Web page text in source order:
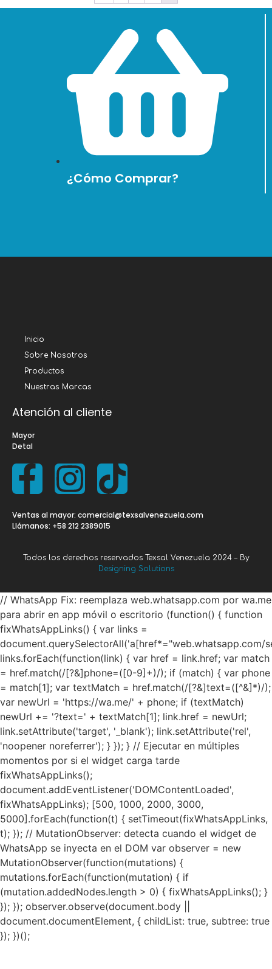
¿Cómo Comprar?
Inicio
Sobre Nosotros
Productos
Nuestras Marcas
Atención al cliente
Mayor
Detal
Ventas al mayor: comercial@texsalvenezuela.com
Llámanos: +58 212 2389015
Todos los derechos reservados Texsal Venezuela 2024 – By
Designing Solutions
// WhatsApp Fix: reemplaza web.whatsapp.com por wa.me
para abrir en app móvil o escritorio (function() { function
fixWhatsAppLinks() { var links =
document.querySelectorAll('a[href*="web.whatsapp.com/
links.forEach(function(link) { var href = link.href; var match
= href.match(/[?&]phone=([0-9]+)/); if (match) { var phone
= match[1]; var textMatch = href.match(/[?&]text=([^&]*)/);
var newUrl = 'https://wa.me/' + phone; if (textMatch)
newUrl += '?text=' + textMatch[1]; link.href = newUrl;
link.setAttribute('target', '_blank'); link.setAttribute('rel',
'noopener noreferrer'); } }); } // Ejecutar en múltiples
momentos por si el widget carga tarde
fixWhatsAppLinks();
document.addEventListener('DOMContentLoaded',
fixWhatsAppLinks); [500, 1000, 2000, 3000,
5000].forEach(function(t) { setTimeout(fixWhatsAppLinks,
t); }); // MutationObserver: detecta cuando el widget de
WhatsApp se inyecta en el DOM var observer = new
MutationObserver(function(mutations) {
mutations.forEach(function(mutation) { if
(mutation.addedNodes.length > 0) { fixWhatsAppLinks(); }
}); }); observer.observe(document.body ||
document.documentElement, { childList: true, subtree: true
}); })();